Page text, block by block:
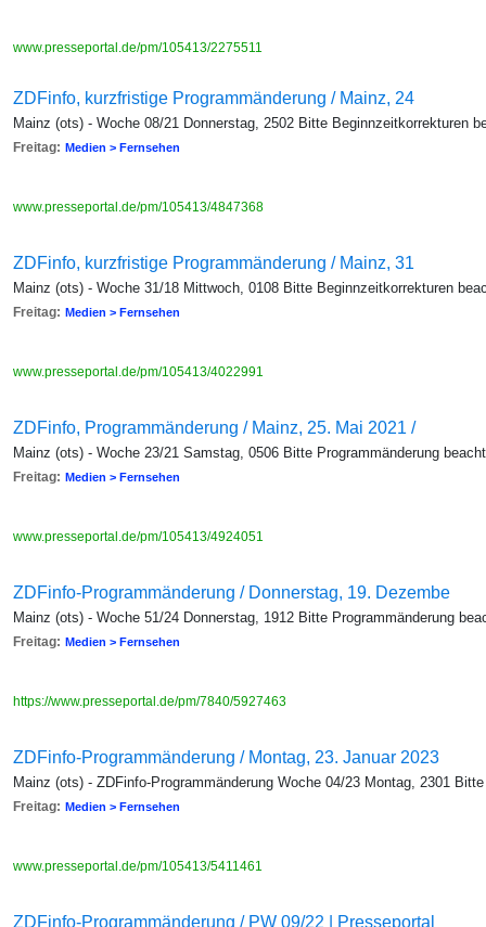
www.presseportal.de/pm/105413/2275511
ZDFinfo, kurzfristige Programmänderung / Mainz, 24
Mainz (ots) - Woche 08/21 Donnerstag, 2502 Bitte Beginnzeitkorrekturen
Freitag: Medien > Fernsehen
www.presseportal.de/pm/105413/4847368
ZDFinfo, kurzfristige Programmänderung / Mainz, 31
Mainz (ots) - Woche 31/18 Mittwoch, 0108 Bitte Beginnzeitkorrekturen
Freitag: Medien > Fernsehen
www.presseportal.de/pm/105413/4022991
ZDFinfo, Programmänderung / Mainz, 25. Mai 2021 /
Mainz (ots) - Woche 23/21 Samstag, 0506 Bitte Programmänderung
Freitag: Medien > Fernsehen
www.presseportal.de/pm/105413/4924051
ZDFinfo-Programmänderung / Donnerstag, 19. Dezembe
Mainz (ots) - Woche 51/24 Donnerstag, 1912 Bitte Programmänderung
Freitag: Medien > Fernsehen
https://www.presseportal.de/pm/7840/5927463
ZDFinfo-Programmänderung / Montag, 23. Januar 2023
Mainz (ots) - ZDFinfo-Programmänderung Woche 04/23 Montag, 2301
Freitag: Medien > Fernsehen
www.presseportal.de/pm/105413/5411461
ZDFinfo-Programmänderung / PW 09/22 | Presseportal